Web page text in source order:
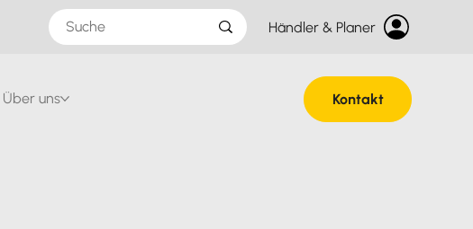
Händler & Planer
Kontakt
Über uns